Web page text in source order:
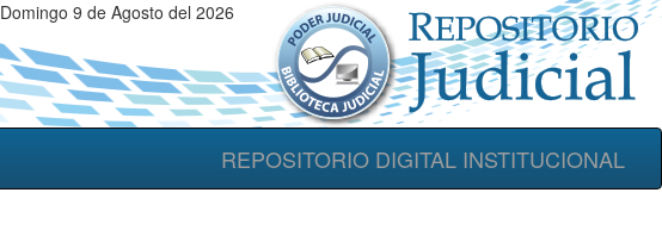
Domingo 9 de Agosto del 2026
REPOSITORIO DIGITAL INSTITUCIONAL